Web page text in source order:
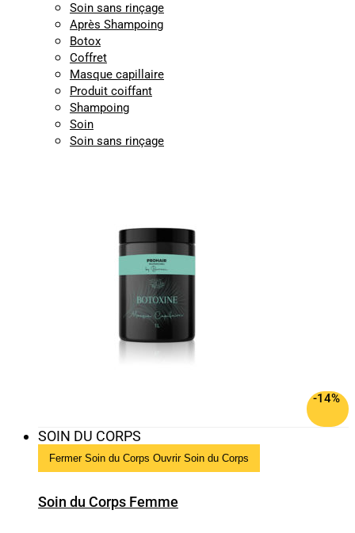
Soin sans rinçage
Après Shampoing
Botox
Coffret
Masque capillaire
Produit coiffant
Shampoing
Soin
Soin sans rinçage
-14%
SOIN DU CORPS
Fermer Soin du Corps Ouvrir Soin du Corps
Soin du Corps Femme